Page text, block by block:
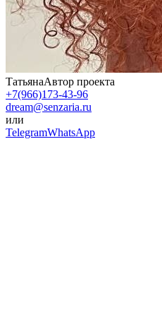
ТатьянаАвтор проекта
+7(966)173-43-96
dream@senzaria.ru
или
TelegramWhatsApp